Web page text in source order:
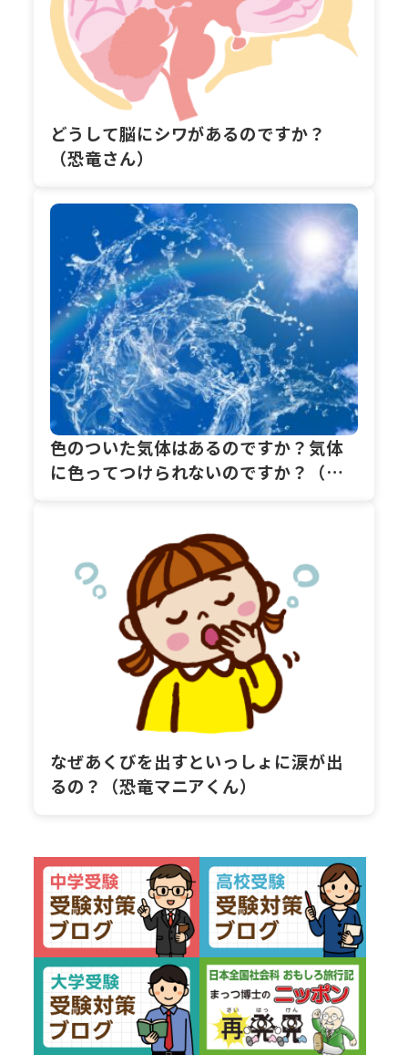
どうして脳にシワがあるのですか？
（恐竜さん）
色のついた気体はあるのですか？気体
に色ってつけられないのですか？（た
なぜあくびを出すといっしょに涙が出
るの？（恐竜マニアくん）